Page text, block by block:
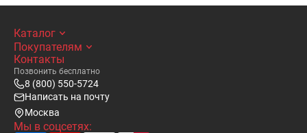
Каталог
Покупателям
Контакты
Позвонить бесплатно
8 (800) 550-5724
Написать на почту
Москва
Мы в соцсетях: